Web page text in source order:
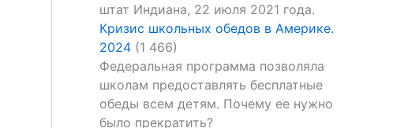
Кризис школьных обедов в Америке.
2024 (1 466)
Федеральная программа позволяла
школам предоставлять бесплатные
обеды всем детям. Почему ее нужно
было прекратить?